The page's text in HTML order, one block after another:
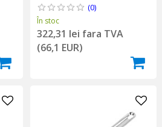
(0)
În stoc
322,31 lei fara TVA
(66,1 EUR)